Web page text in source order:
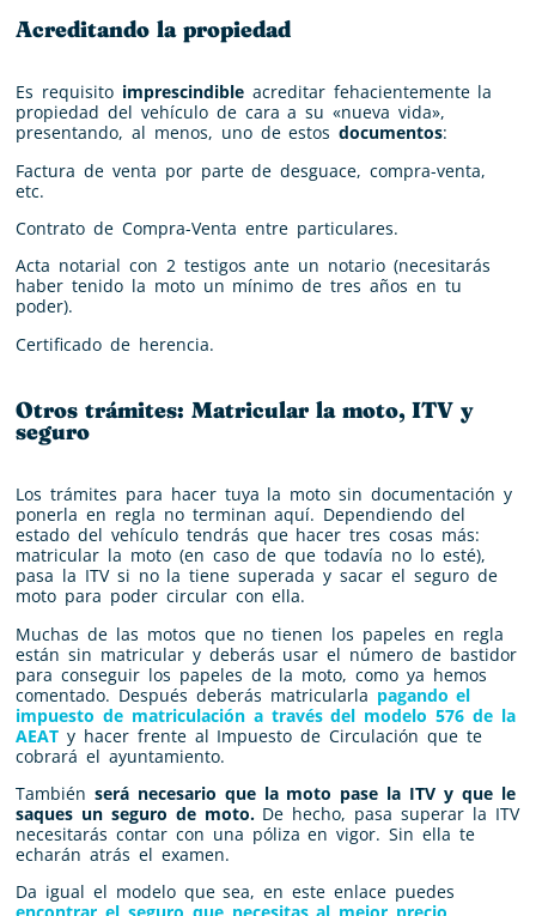
Acreditando la propiedad
Es requisitoimprescindibleacreditar fehacientemente la
propiedad del vehículo de cara a su «nueva vida»,
presentando, al menos, uno de estosdocumentos:
Factura de venta por parte de desguace, compra-venta,
etc.
Contrato de Compra-Venta entre particulares.
Acta notarial con 2 testigos ante un notario (necesitarás
haber tenido la moto un mínimo de tres años en tu
poder).
Certificado de herencia.
Otros trámites: Matricular la moto, ITV y
seguro
Los trámites para hacer tuya la moto sin documentación y
ponerla en regla no terminan aquí. Dependiendo del
estado del vehículo tendrás que hacer tres cosas más:
matricular la moto (en caso de que todavía no lo esté),
pasa la ITV si no la tiene superada y sacar el seguro de
moto para poder circular con ella.
Muchas de las motos que no tienen los papeles en regla
están sin matricular y deberás usar el número de bastidor
para conseguir los papeles de la moto, como ya hemos
comentado. Después deberás matricularla pagando el
impuesto de matriculación a través del modelo 576 de la
AEAT y hacer frente al Impuesto de Circulación que te
cobrará el ayuntamiento.
También será necesario que la moto pase la ITV y que le
saques un seguro de moto. De hecho, pasa superar la ITV
necesitarás contar con una póliza en vigor. Sin ella te
echarán atrás el examen.
Da igual el modelo que sea, en este enlace puedes